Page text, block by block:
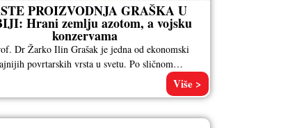
PROIZVODNJA GRAŠKA U
Hrani zemlju azotom, a vojsku
konzervama
Dr Žarko Ilin Grašak je jedna od ekonomski
povrtarskih vrsta u svetu. Po sličnom
Više >